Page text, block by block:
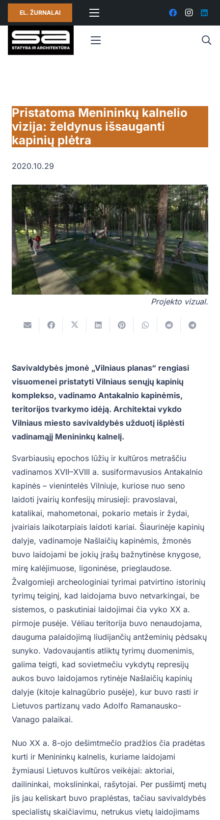
EL. ŽURNALAI
Pristatoma Menininkų kalnelio
vizija: želdynus išsauganti
kapinių plėtra
2020.10.29
Projekto vizual.
Savivaldybės įmonė „Vilniaus planas“ rengiasi
visuomenei pristatyti Vilniaus senųjų kapinių
komplekso, vadinamo Antakalnio kapinėmis,
teritorijos tvarkymo idėją. Architektai vykdo
Vilniaus miesto savivaldybės užduotį išplėsti
vadinamąjį Menininkų kalnelį.
Svarbiausių epochos lūžių ir kultūros metraščiu
vadinamos XVII–XVIII a. susiformavusios Antakalnio
kapinės – vienintelės Vilniuje, kuriose nuo seno
laidoti įvairių konfesijų mirusieji: pravoslavai,
katalikai, mahometonai, pokario metais ir žydai,
įvairiais laikotarpiais laidoti kariai. Šiaurinėje kapinių
dalyje, vadinamoje Našlaičių kapinėmis, žmonės
buvo laidojami be jokių įrašų bažnytinėse knygose,
mirę kalėjimuose, ligoninėse, prieglaudose.
Žvalgomieji archeologiniai tyrimai patvirtino istorinių
tyrimų teiginį, kad laidojama buvo netvarkingai, be
sistemos, o paskutiniai laidojimai čia vyko XX a.
pirmoje pusėje. Vėliau teritorija buvo nenaudojama,
dauguma palaidojimą liudijančių antžeminių pėdsakų
sunyko. Vadovaujantis atliktų tyrimų duomenimis,
galima teigti, kad sovietmečiu vykdytų represijų
aukos buvo laidojamos rytinėje Našlaičių kapinių
dalyje (kitoje kalnagūbrio pusėje), kur buvo rasti ir
Lietuvos partizanų vado Adolfo Ramanausko-
Vanago palaikai.
Nuo XX a. 8-ojo dešimtmečio pradžios čia pradėtas
kurti ir Menininkų kalnelis, kuriame laidojami
žymiausi Lietuvos kultūros veikėjai: aktoriai,
dailininkai, mokslininkai, rašytojai. Per pusšimtį metų
jis jau keliskart buvo praplėstas, tačiau savivaldybės
specialistų skaičiavimu, netrukus vietų laidojimams